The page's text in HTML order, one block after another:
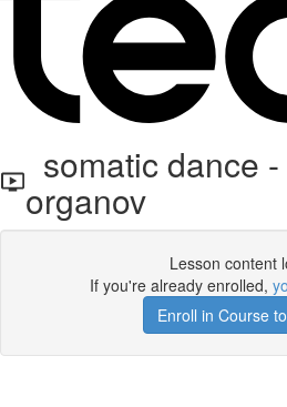
somatic dance
organov
Lesson content
If you're already enrolled,
Enroll in Course